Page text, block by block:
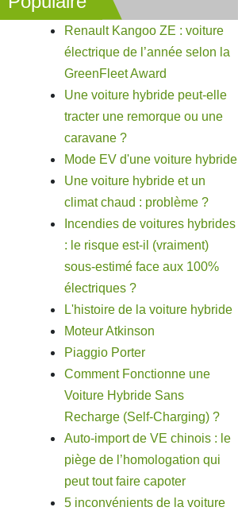
Renault Kangoo ZE : voiture
électrique de l’année selon la
GreenFleet Award
Une voiture hybride peut-elle
tracter une remorque ou une
caravane ?
Mode EV d'une voiture hybride
Une voiture hybride et un
climat chaud : problème ?
Incendies de voitures hybrides
: le risque est-il (vraiment)
sous-estimé face aux 100%
électriques ?
L'histoire de la voiture hybride
Moteur Atkinson
Piaggio Porter
Comment Fonctionne une
Voiture Hybride Sans
Recharge (Self-Charging) ?
Auto-import de VE chinois : le
piège de l’homologation qui
peut tout faire capoter
5 inconvénients de la voiture